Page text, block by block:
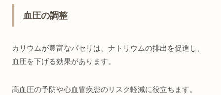
血圧の調整
カリウムが豊富なパセリは、ナトリウムの排出を促進し、
血圧を下げる効果があります。
高血圧の予防や心血管疾患のリスク軽減に役立ちます。